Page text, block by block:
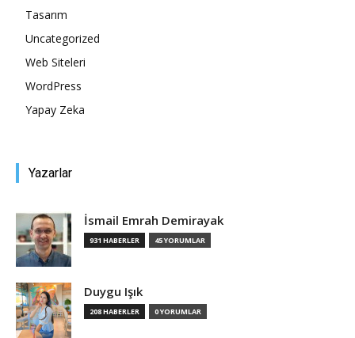
Tasarım
Uncategorized
Web Siteleri
WordPress
Yapay Zeka
Yazarlar
İsmail Emrah Demirayak
931 HABERLER 45 YORUMLAR
Duygu Işık
208 HABERLER 0 YORUMLAR